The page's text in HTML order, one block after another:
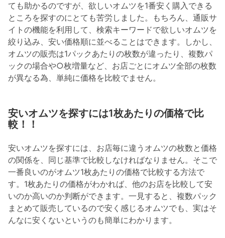
ても助かるのですが、欲しいオムツを1番安く購入できる
ところを探すのにとても苦労しました。もちろん、通販サ
イトの機能を利用して、検索キーワードで欲しいオムツを
絞り込み、安い価格順に並べることはできます。しかし、
オムツの販売は1パックあたりの枚数が違ったり、複数パ
ックの場合や○枚増量など、お店ごとにオムツ全部の枚数
が異なる為、単純に価格を比較でません。
安いオムツを探すには1枚あたりの価格で比
較！！
安いオムツを探すには、お店毎に違うオムツの枚数と価格
の関係を、同じ基準で比較しなければなりません。そこで
一番良いのがオムツ1枚あたりの価格で比較する方法で
す。1枚あたりの価格がわかれば、他のお店を比較して安
いのか高いのか判断ができます。一見すると、複数パック
まとめて販売しているので安く感じるオムツでも、実はそ
んなに安くないというのも簡単にわかります。